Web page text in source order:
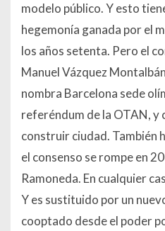
modelo público. Y esto
hegemonía ganada por el
los años setenta. Pero el
Manuel Vázquez
nombra Barcelona sede
referéndum de la OTAN, y
construir ciudad. También
el consenso se rompe en
Ramoneda. En cualquier
Y es sustituido por un
cooptado desde el poder